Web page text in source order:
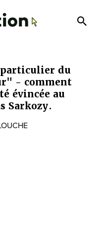
du
- comment
évincée au
Sarkozy.